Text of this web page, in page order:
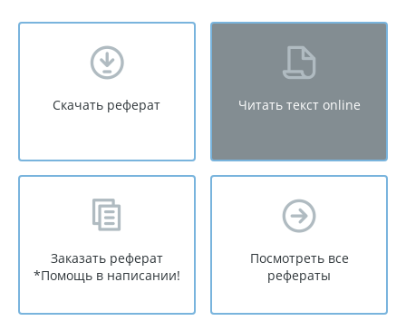
Скачать реферат Читать текст online
Заказать реферат
*Помощь в написании!
Посмотреть все
рефераты